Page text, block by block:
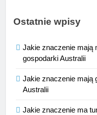
Ostatnie wpisy
Jakie znaczenie mają
gospodarki Australii
Jakie znaczenie mają
Australii
Jakie znaczenie ma